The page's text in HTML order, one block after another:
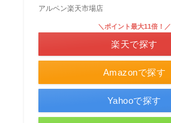
アルペン楽天市場店
Amazonで探す
＼ポイント最大11倍！／
楽天で探す
Yahooで探す